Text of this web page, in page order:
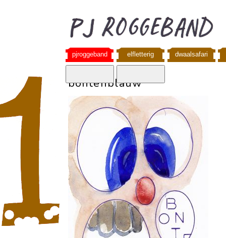
pjroggeband elfletterig dwaalsafari
bontenblauw